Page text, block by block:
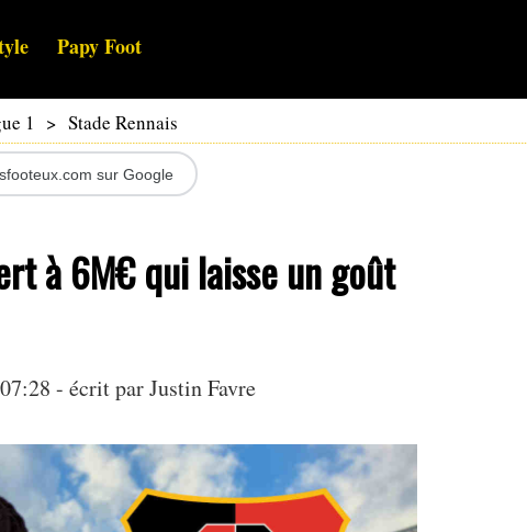
Papy Foot
1 > Stade Rennais
sur Google
à 6M€ qui laisse un goût
- écrit parJustin Favre